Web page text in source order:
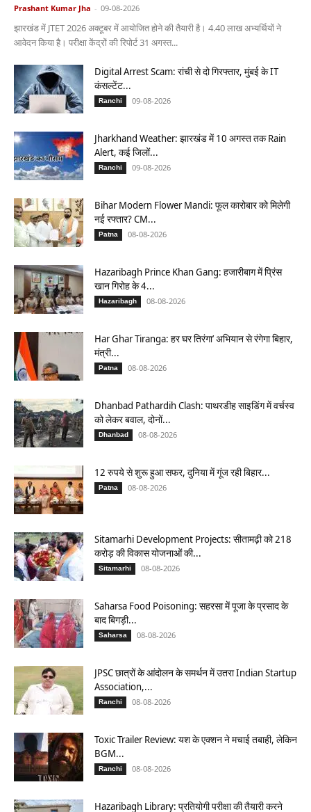
Prashant Kumar Jha - 09-08-2026
झारखंड में JTET 2026 अक्टूबर में आयोजित होने की तैयारी है। 4.40 लाख अभ्यर्थियों ने
आवेदन किया है। परीक्षा केंद्रों की रिपोर्ट 31 अगस्त...
Digital Arrest Scam: रांची से दो गिरफ्तार, मुंबई के IT
कंसल्टेंट...
Ranchi 09-08-2026
Jharkhand Weather: झारखंड में 10 अगस्त तक Rain
Alert, कई जिलों...
Ranchi 09-08-2026
Bihar Modern Flower Mandi: फूल कारोबार को मिलेगी
नई रफ्तार? CM...
Patna 08-08-2026
Hazaribagh Prince Khan Gang: हजारीबाग में प्रिंस
खान गिरोह के 4...
Hazaribagh 08-08-2026
Har Ghar Tiranga: हर घर तिरंगा’ अभियान से रंगेगा बिहार,
मंत्री...
Patna 08-08-2026
Dhanbad Pathardih Clash: पाथरडीह साइडिंग में वर्चस्व
को लेकर बवाल, दोनों...
Dhanbad 08-08-2026
12 रुपये से शुरू हुआ सफर, दुनिया में गूंज रही बिहार...
Patna 08-08-2026
Sitamarhi Development Projects: सीतामढ़ी को 218
करोड़ की विकास योजनाओं की...
Sitamarhi 08-08-2026
Saharsa Food Poisoning: सहरसा में पूजा के प्रसाद के
बाद बिगड़ी...
Saharsa 08-08-2026
JPSC छात्रों के आंदोलन के समर्थन में उतरा Indian Startup
Association,...
Ranchi 08-08-2026
Toxic Trailer Review: यश के एक्शन ने मचाई तबाही, लेकिन
BGM...
Ranchi 08-08-2026
Hazaribagh Library: प्रतियोगी परीक्षा की तैयारी करने